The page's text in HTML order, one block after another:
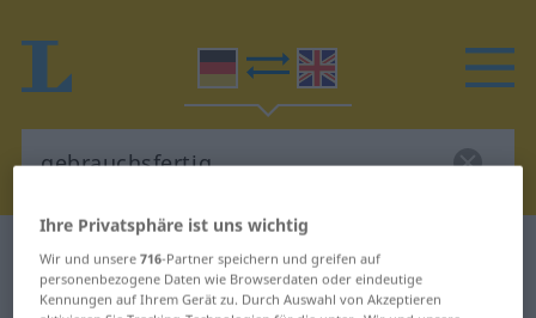
Deutsch-Englisch Wörterbuch gebrauchsfertig
Deutsch-Englisch Übersetzung für
Ihre Privatsphäre ist uns wichtig
Wir und unsere716-Partner speichern und greifen auf
personenbezogene Daten wie Browserdaten oder eindeutige
Kennungen auf Ihrem Gerät zu. Durch Auswahl von Akzeptieren